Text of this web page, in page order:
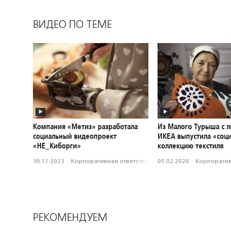
ВИДЕО ПО ТЕМЕ
Компания «Метиз» разработала
социальный видеопроект
«НЕ_Киборги»
30.11.2023 · Корпоративная ответственность
Из Малого Турыша с
ИКЕА выпустила
коллекцию текстиля
05.02.2020 ·
РЕКОМЕНДУЕМ